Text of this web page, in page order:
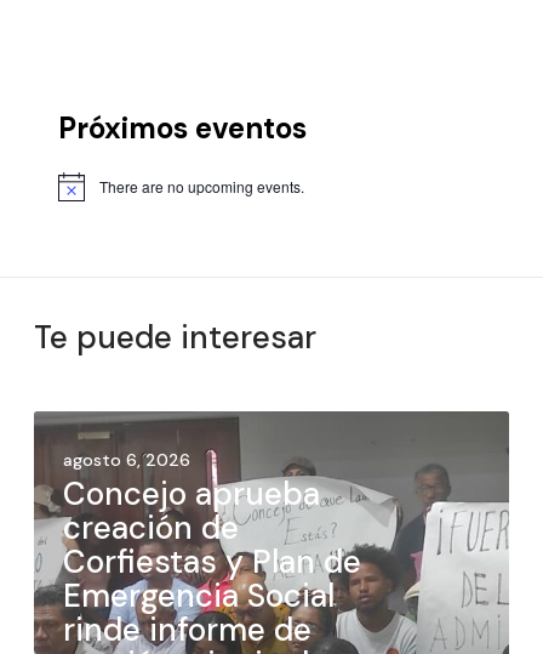
Próximos eventos
There are no upcoming events.
Te puede interesar
agosto 6, 2026
Concejo aprueba
creación de
Corfiestas y Plan de
Emergencia Social
rinde informe de